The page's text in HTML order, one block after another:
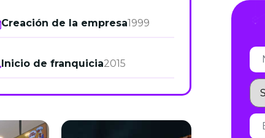
de octubre
Creación de la empresa1999
Inicio de franquicia2015